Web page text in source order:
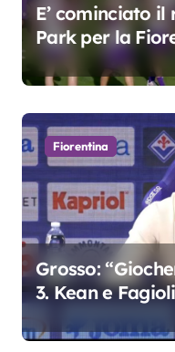
E’ cominciato
Park per la
Grosso
Fiorentina
Grosso:
3. Kean e Fagioli
colpo”